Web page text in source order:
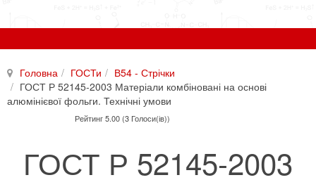
Головна ГОСТи
В54 - Стрічки
ГОСТ Р 52145-2003 Матеріали комбіновані на основі
алюмінієвої фольги. Технічні умови
Рейтинг 5.00 (3 Голоси(ів))
ГОСТ Р 52145-2003